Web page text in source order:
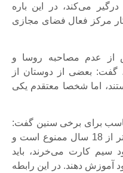
می‌کند، در این باره
کار مرکز فعال فضای مجازی
از عدم مصاحبه روسا و
گفت: بعضی از دوستان از
اما شخصا معتقدم یکی
برای برخی سنین گفت:
اساسا فروش سیم کارت به پائین‌تر از 18 سال ممنوع است و
سیم کارت می‌خرند، باید
آموزش دهند. در این رابطه